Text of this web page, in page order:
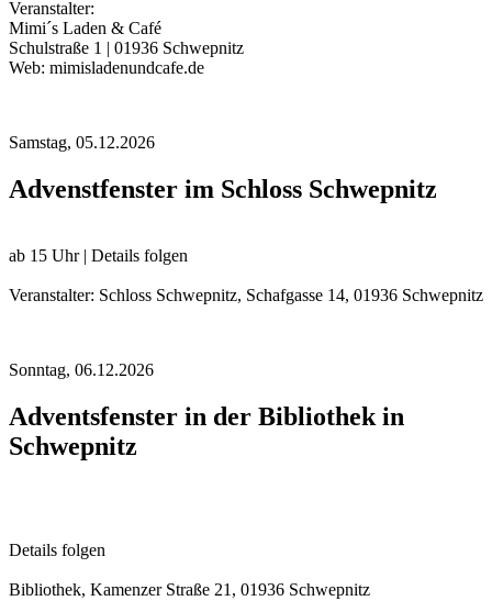
Veranstalter:
Mimi´s Laden & Café
Schulstraße 1 | 01936 Schwepnitz
Web: mimisladenundcafe.de
Samstag, 05.12.2026
Advenstfenster im Schloss Schwepnitz
ab 15 Uhr | Details folgen
Veranstalter: Schloss Schwepnitz, Schafgasse 14, 01936 Schwepnitz
Sonntag, 06.12.2026
Adventsfenster in der Bibliothek in
Schwepnitz
Details folgen
Bibliothek, Kamenzer Straße 21, 01936 Schwepnitz